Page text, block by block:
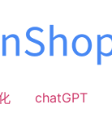
chatGPT